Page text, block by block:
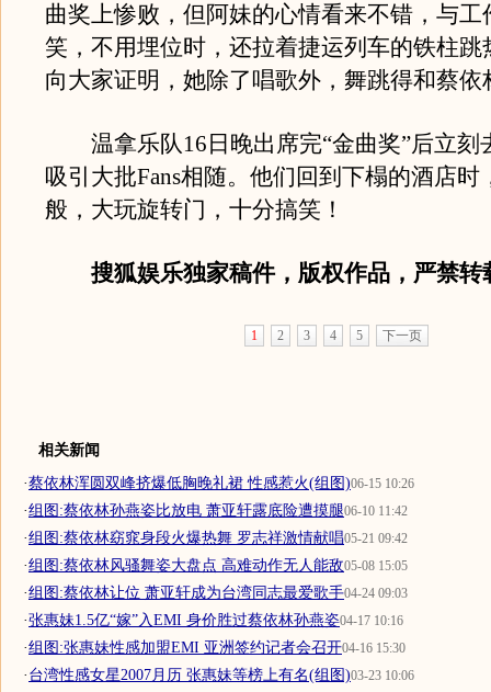
曲奖上惨败，但阿妹的心情看来不错，与工
笑，不用埋位时，还拉着捷运列车的铁柱跳
向大家证明，她除了唱歌外，舞跳得和蔡依
温拿乐队16日晚出席完“金曲奖”后立刻
吸引大批Fans相随。他们回到下榻的酒店时
般，大玩旋转门，十分搞笑！
搜狐娱乐独家稿件，版权作品，严禁转
1 2 3 4 5 下一页
相关新闻
·蔡依林浑圆双峰挤爆低胸晚礼裙 性感惹火(组图)06-15 10:26
·组图:蔡依林孙燕姿比放电 萧亚轩露底险遭摸腿06-10 11:42
·组图:蔡依林窈窕身段火爆热舞 罗志祥激情献唱05-21 09:42
·组图:蔡依林风骚舞姿大盘点 高难动作无人能敌05-08 15:05
·组图:蔡依林让位 萧亚轩成为台湾同志最爱歌手04-24 09:03
·张惠妹1.5亿“嫁”入EMI 身价胜过蔡依林孙燕姿04-17 10:16
·组图:张惠妹性感加盟EMI 亚洲签约记者会召开04-16 15:30
·台湾性感女星2007月历 张惠妹等榜上有名(组图)03-23 10:06